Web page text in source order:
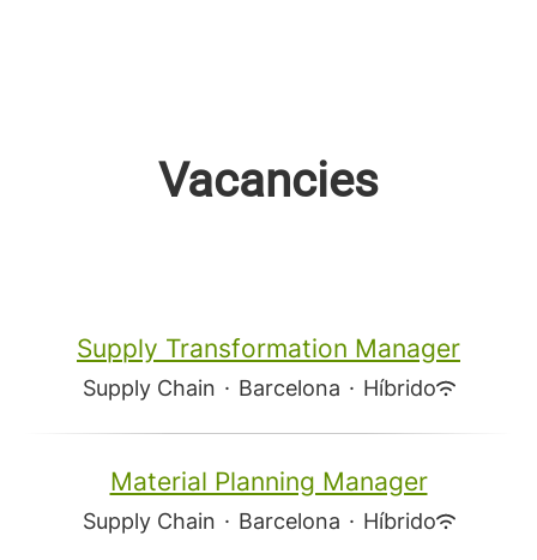
Vacancies
Supply Transformation Manager
Supply Chain · Barcelona · Híbrido
Material Planning Manager
Supply Chain · Barcelona · Híbrido